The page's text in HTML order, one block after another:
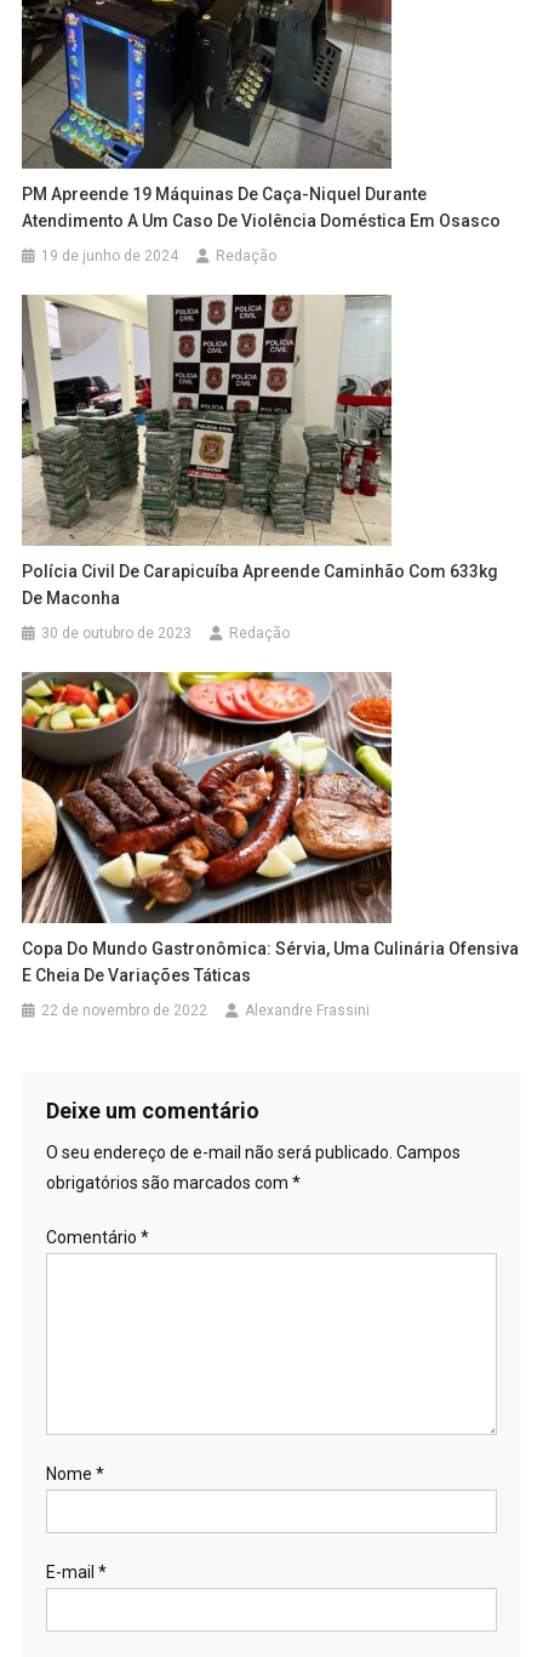
PM Apreende 19 Máquinas De Caça-Niquel Durante
Atendimento A Um Caso De Violência Doméstica Em Osasco
19 de junho de 2024 Redação
Polícia Civil De Carapicuíba Apreende Caminhão Com 633kg
De Maconha
30 de outubro de 2023 Redação
Copa Do Mundo Gastronômica: Sérvia, Uma Culinária Ofensiva
E Cheia De Variações Táticas
22 de novembro de 2022 Alexandre Frassini
Deixe um comentário
O seu endereço de e-mail não será publicado. Campos
obrigatórios são marcados com *
Comentário *
Nome *
E-mail *